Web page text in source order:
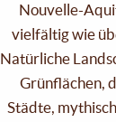
Nouvelle-
vielfältig wie
Natürliche
Grünflächen,
Städte,